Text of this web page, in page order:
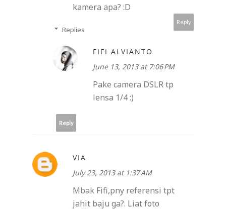
kamera apa? :D
Reply
Replies
FIFI ALVIANTO
June 13, 2013 at 7:06 PM
Pake camera DSLR tp
lensa 1/4 :)
Reply
VIA
July 23, 2013 at 1:37 AM
Mbak Fifi,pny referensi tpt
jahit baju ga?. Liat foto